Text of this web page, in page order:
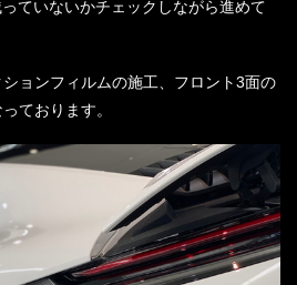
ていないかチェックしながら進めて
ョンフィルムの施工、フロント3面の
ております。